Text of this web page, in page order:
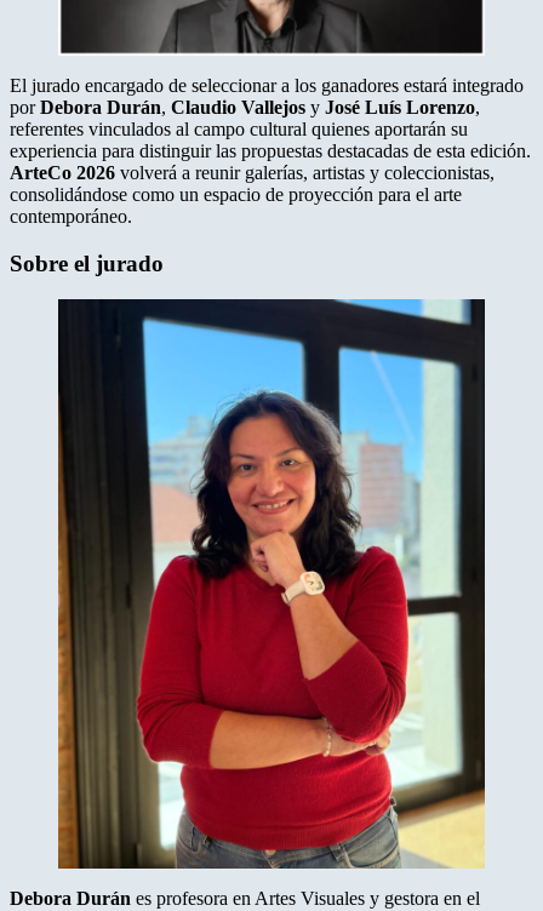
El jurado encargado de seleccionar a los ganadores estará integrado
porDebora Durán, Claudio Vallejos y José Luís Lorenzo,
referentes vinculados al campo cultural quienes aportarán su
experiencia para distinguir las propuestas destacadas de esta edición.
ArteCo 2026 volverá a reunir galerías, artistas y coleccionistas,
consolidándose como un espacio de proyección para el arte
contemporáneo.
Sobre el jurado
Debora Durán es profesora en Artes Visuales y gestora en el